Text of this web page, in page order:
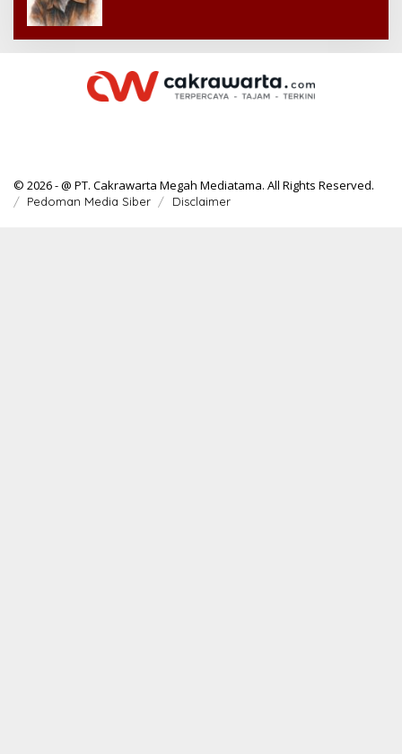
© 2026 - @ PT. Cakrawarta Megah Mediatama. All Rights Reserved.
Pedoman Media Siber Disclaimer